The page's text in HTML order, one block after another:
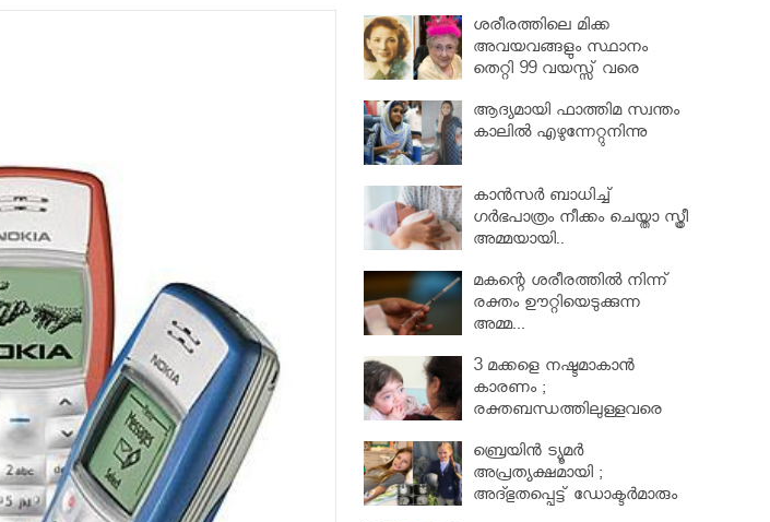
ശരീരത്തിലെ മിക്ക
അവയവങ്ങളും സ്ഥാനം
തെറ്റി 99 വയസ്സ് വരെ
ആദ്യമായി ഫാത്തിമ സ്വന്തം
കാലില്‍ എഴുന്നേറ്റുനിന്നു
കാൻസർ ബാധിച്ച്
ഗർഭപാത്രം നീക്കം ചെയ്താ സ്ത്രീ
അമ്മയായി..
മകന്റെ ശരീരത്തില്‍ നിന്ന്
രക്തം ഊറ്റിയെടുക്കുന്ന
അമ്മ...
3 മക്കളെ നഷ്ടമാകാൻ
കാരണം ;
രക്തബന്ധത്തിലുള്ളവരെ
ബ്രെയിൻ ട്യൂമർ
അപ്രത്യക്ഷമായി ;
അദ്ഭുതപ്പെട്ട് ഡോക്ടർമാരും